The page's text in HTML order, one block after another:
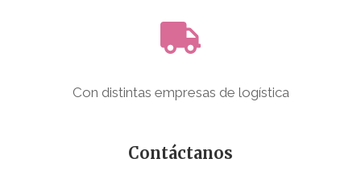
Con distintas empresas de logística
Contáctanos